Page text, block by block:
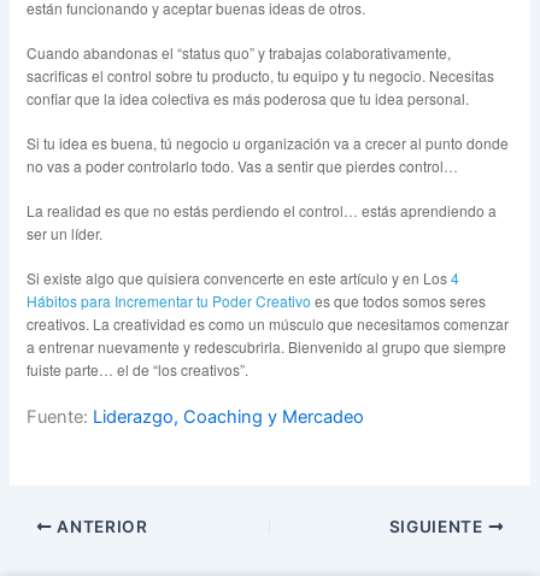
están funcionando y aceptar buenas ideas de otros.
Cuando abandonas el “status quo” y trabajas colaborativamente,
sacrificas el control sobre tu producto, tu equipo y tu negocio. Necesitas
confiar que la idea colectiva es más poderosa que tu idea personal.
Si tu idea es buena, tú negocio u organización va a crecer al punto donde
no vas a poder controlarlo todo. Vas a sentir que pierdes control…
La realidad es que no estás perdiendo el control… estás aprendiendo a
ser un líder.
Si existe algo que quisiera convencerte en este artículo y en Los4
Hábitos para Incrementar tu Poder Creativo es que todos somos seres
creativos. La creatividad es como un músculo que necesitamos comenzar
a entrenar nuevamente y redescubrirla. Bienvenido al grupo que siempre
fuiste parte… el de “los creativos”.
Fuente: Liderazgo, Coaching y Mercadeo
ANTERIOR SIGUIENTE